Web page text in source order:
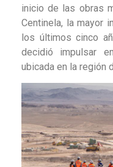
inicio de las obras
Centinela, la mayor
los últimos cinco
decidió impulsar
ubicada en la región